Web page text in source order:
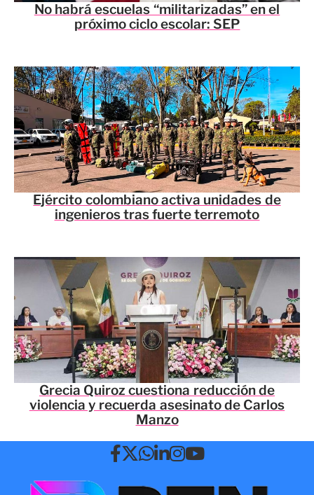
No habrá escuelas “militarizadas” en el
próximo ciclo escolar: SEP
Ejército colombiano activa unidades de
ingenieros tras fuerte terremoto
Grecia Quiroz cuestiona reducción de
violencia y recuerda asesinato de Carlos
Manzo